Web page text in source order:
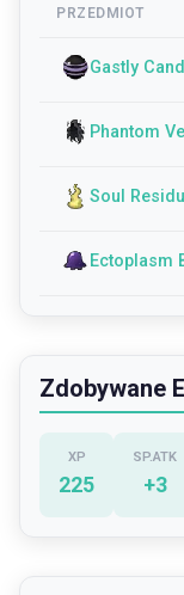
PRZEDMIOT
Gastly
Phantom
Soul
Ectoplasm
Zdobywane
XP
225
SP.ATK
+3